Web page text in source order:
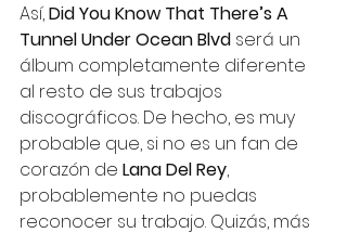
Así, Did You Know That There’s A
Tunnel Under Ocean Blvd será un
álbum completamente diferente
al resto de sus trabajos
discográficos. De hecho, es muy
probable que, si no es un fan de
corazón de Lana Del Rey,
probablemente no puedas
reconocer su trabajo. Quizás, más